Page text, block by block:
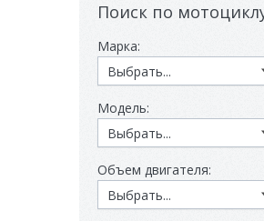
Поиск по
Марка:
Модель:
Объем двигателя: